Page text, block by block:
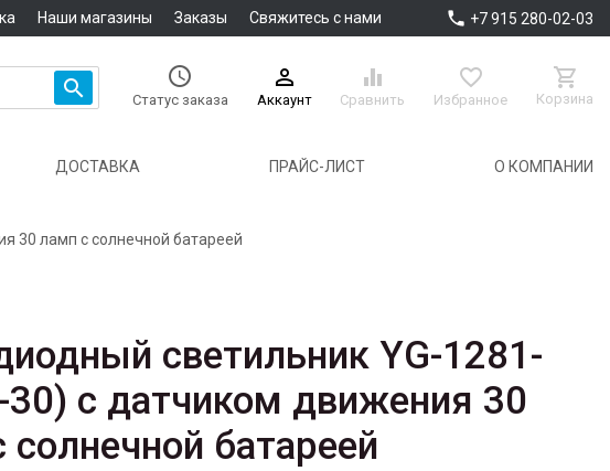
Наши магазины Заказы Свяжитесь с нами  +7 915 280-02-03
 
Статус заказа

Аккаунт

Сравнить

Избранное

Корзина
ДОСТАВКА ПРАЙС-ЛИСТ О КОМПАНИИ
30 ламп с солнечной батареей
светильник YG-1281-
30) с датчиком движения 30
солнечной батареей